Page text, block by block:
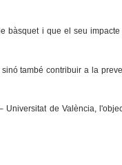
bàsquet i que el seu
també contribuir a la
de València,